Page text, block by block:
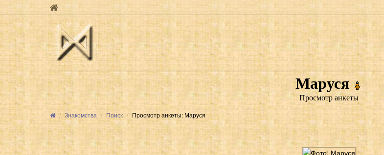
Маруся
Просмотр анкеты
Знакомства Поиск Просмотр анкеты: Маруся